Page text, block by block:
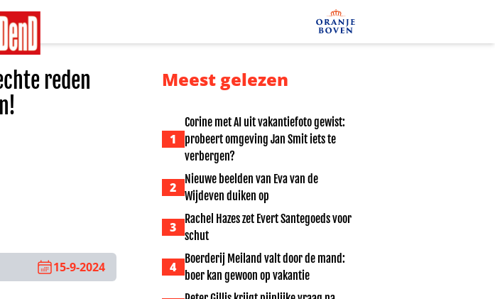
reden
15-9-2024
Meest gelezen
1
Corine met AI uit vakantiefoto gewist:
probeert omgeving Jan Smit iets te
verbergen?
2
Nieuwe beelden van Eva van de
Wijdeven duiken op
3
Rachel Hazes zet Evert Santegoeds voor
schut
4
Boerderij Meiland valt door de mand:
boer kan gewoon op vakantie